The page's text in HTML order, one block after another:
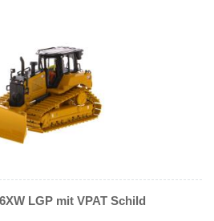
LGP mit VPAT Schild